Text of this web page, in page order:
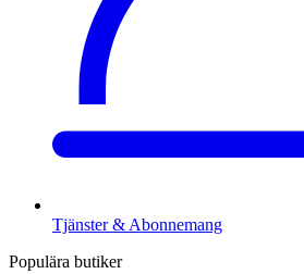
Tjänster & Abonnemang
Populära butiker